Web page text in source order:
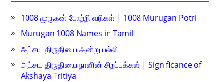
1008 முருகன் போற்றி வரிகள் | 1008 Murugan Potri
Murugan 1008 Names in Tamil
அட்சய திருதியை அன்று பல்லி
அட்சய திருதியை நாளின் சிறப்புக்கள் | Significance of
Akshaya Tritiya